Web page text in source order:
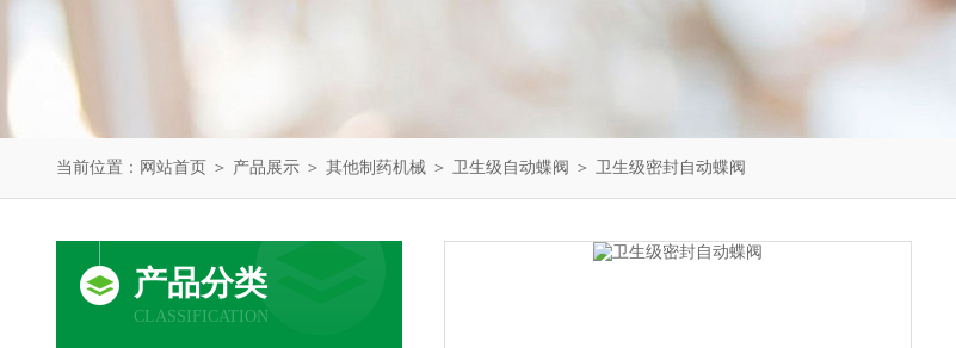
当前位置： 网站首页 ＞ 产品展示 ＞ 其他制药机械 ＞ 卫生级自动蝶阀 ＞ 卫生级密封自动蝶阀
产品分类
CLASSIFICATION